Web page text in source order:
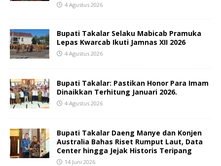
4 Agustus 2026
Bupati Takalar Selaku Mabicab Pramuka
Lepas Kwarcab Ikuti Jamnas XII 2026
4 Agustus 2026
Bupati Takalar: Pastikan Honor Para Imam
Dinaikkan Terhitung Januari 2026.
4 Agustus 2026
Bupati Takalar Daeng Manye dan Konjen
Australia Bahas Riset Rumput Laut, Data
Center hingga Jejak Historis Teripang
14 Juni 2026